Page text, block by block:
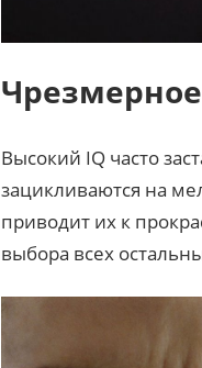
Высокий IQ часто
зацикливаются на
приводит их к
выбора всех